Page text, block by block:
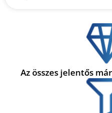
Az összes jelentős